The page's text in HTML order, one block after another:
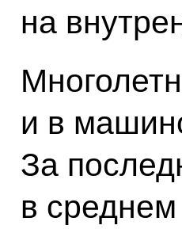
на
и в
За
в